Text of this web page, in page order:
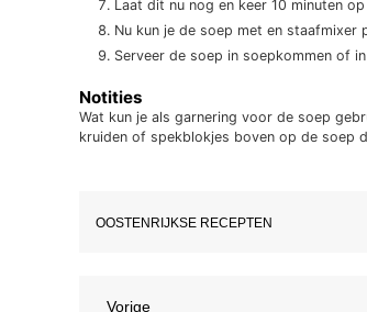
Laat dit nu nog en keer 10 minuten
Nu kun je de soep met en
Serveer de soep in soepkommen of
Notities
Wat kun je als garnering voor de soep
kruiden of spekblokjes boven op de soep
OOSTENRIJKSE RECEPTEN
Vorig
Vorige